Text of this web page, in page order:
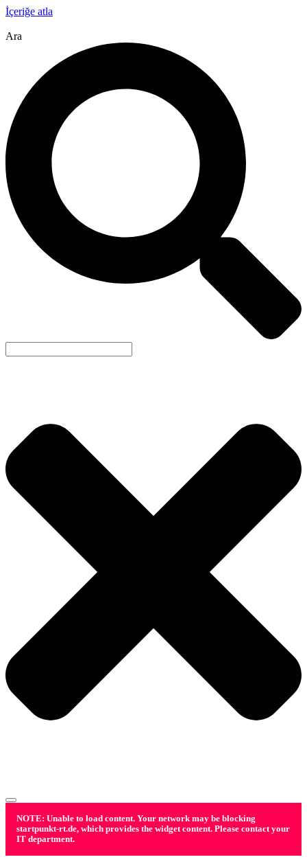
İçeriğe atla
Ara
NOTE: Unable to load content. Your network may be blocking
startpunkt-rt.de, which provides the widget content. Please contact your
IT department.